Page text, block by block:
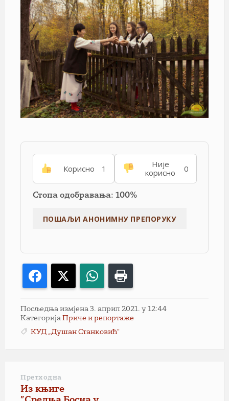
Корисно 1
Није
корисно
0
Стопа одобравања: 100%
Facebook WhatsApp
Посљедња измјена 3. април 2021. у 12:44
Категорија Приче и репортаже
КУД „Душан Станковић"
Претходна
Из књиге